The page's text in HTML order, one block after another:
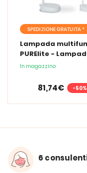
SPEDIZIONE GRATUITA *
Lampada
PURElite -
lente
In magazzino
81,74€ -50%
6